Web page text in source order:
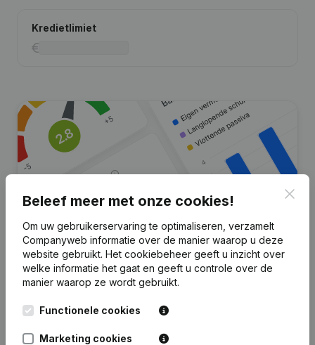
Kredietlimiet
Zoek je meer informatie over dit
bedrijf?
Raadpleeg de gezondheid in een oogopslag
Kies voor snelle inzichten of granulaire details
Krijg updates van belangrijke ontwikkelingen
Beleef meer met onze cookies!
Om uw gebruikerservaring te optimaliseren, verzamelt
Companyweb informatie over de manier waarop u deze
website gebruikt. Het cookiebeheer geeft u inzicht over
welke informatie het gaat en geeft u controle over de
manier waarop ze wordt gebruikt.
Functionele cookies
Marketing cookies